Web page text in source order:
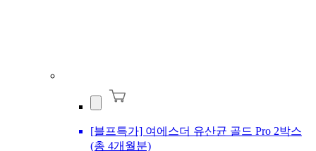
[블프특가] 여에스더 유산균 골드 Pro 2박스
(총 4개월분)